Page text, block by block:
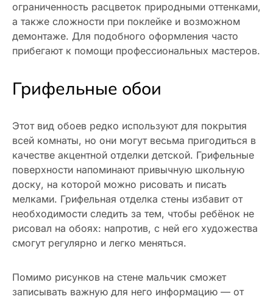
ограниченность расцветок природными оттенками,
а также сложности при поклейке и возможном
демонтаже. Для подобного оформления часто
прибегают к помощи профессиональных мастеров.
Грифельные обои
Этот вид обоев редко используют для покрытия
всей комнаты, но они могут весьма пригодиться в
качестве акцентной отделки детской. Грифельные
поверхности напоминают привычную школьную
доску, на которой можно рисовать и писать
мелками. Грифельная отделка стены избавит от
необходимости следить за тем, чтобы ребёнок не
рисовал на обоях: напротив, с ней его художества
смогут регулярно и легко меняться.
Помимо рисунков на стене мальчик сможет
записывать важную для него информацию — от